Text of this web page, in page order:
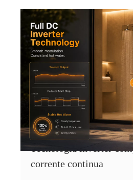
Tecnologia inverter
corrente continua